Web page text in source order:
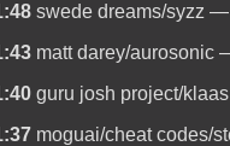
swede dreams/syzz
matt darey/aurosonic
guru josh project/
moguai/cheat codes/